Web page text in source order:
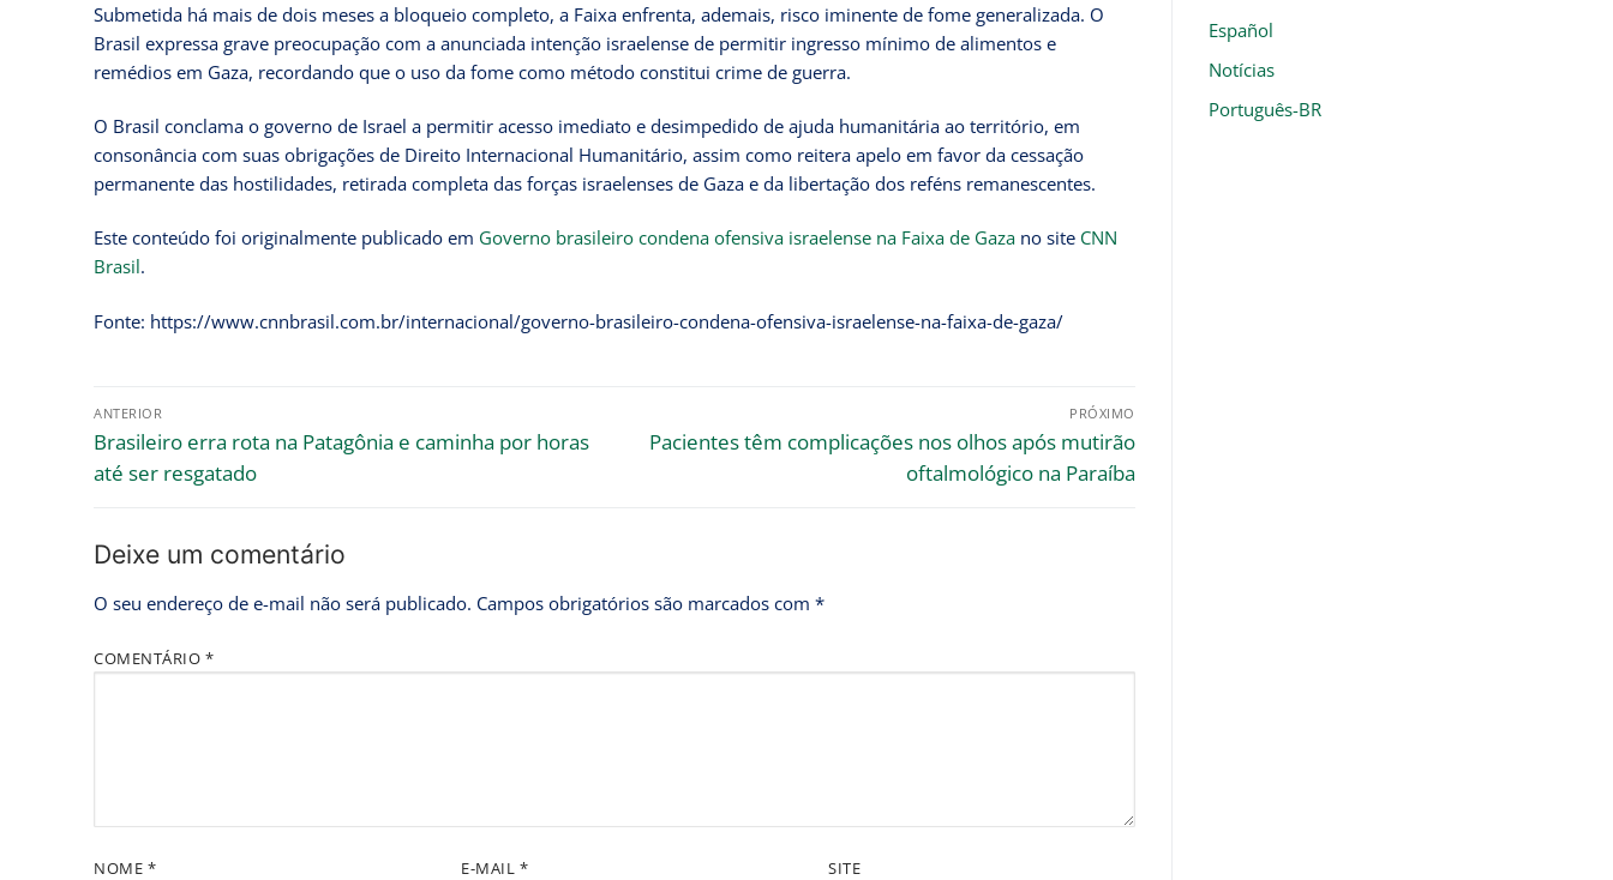
Submetida há mais de dois meses a bloqueio completo, a Faixa enfrenta, ademais, risco iminente de fome generalizada. O
Brasil expressa grave preocupação com a anunciada intenção israelense de permitir ingresso mínimo de alimentos e
remédios em Gaza, recordando que o uso da fome como método constitui crime de guerra.
O Brasil conclama o governo de Israel a permitir acesso imediato e desimpedido de ajuda humanitária ao território, em
consonância com suas obrigações de Direito Internacional Humanitário, assim como reitera apelo em favor da cessação
permanente das hostilidades, retirada completa das forças israelenses de Gaza e da libertação dos reféns remanescentes.
Este conteúdo foi originalmente publicado em Governo brasileiro condena ofensiva israelense na Faixa de Gaza no site CNN
Brasil.
Fonte: https://www.cnnbrasil.com.br/internacional/governo-brasileiro-condena-ofensiva-israelense-na-faixa-de-gaza/
ANTERIOR
Brasileiro erra rota na Patagônia e caminha por horas
até ser resgatado
PRÓXIMO
Pacientes têm complicações nos olhos após mutirão
oftalmológico na Paraíba
Deixe um comentário
O seu endereço de e-mail não será publicado. Campos obrigatórios são marcados com *
COMENTÁRIO *
NOME * E-MAIL * SITE
Español
Notícias
Português-BR